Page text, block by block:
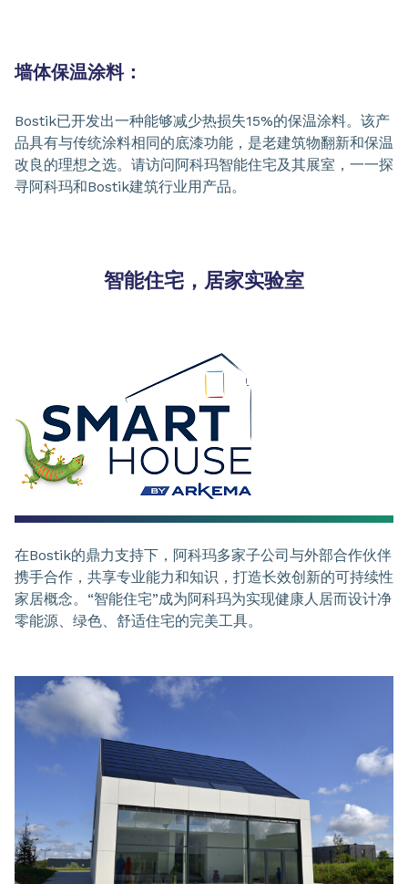
墙体保温涂料：
Bostik已开发出一种能够减少热损失15%的保温涂料。该产
品具有与传统涂料相同的底漆功能，是老建筑物翻新和保温
改良的理想之选。请访问阿科玛智能住宅及其展室，一一探
寻阿科玛和Bostik建筑行业用产品。
智能住宅，居家实验室
在Bostik的鼎力支持下，阿科玛多家子公司与外部合作伙伴
携手合作，共享专业能力和知识，打造长效创新的可持续性
家居概念。“智能住宅”成为阿科玛为实现健康人居而设计净
零能源、绿色、舒适住宅的完美工具。